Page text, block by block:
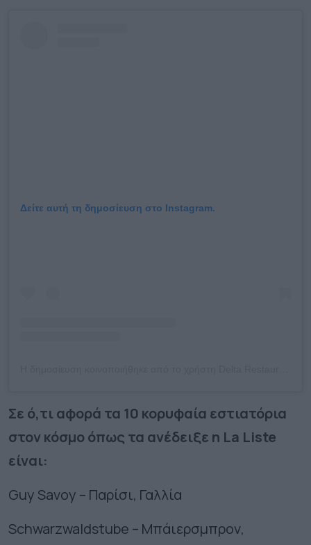
Δείτε αυτή τη δημοσίευση στο Instagram.
Σε ό,τι αφορά τα 10 κορυφαία εστιατόρια
στον κόσμο όπως τα ανέδειξε η La Liste
είναι:
Guy Savoy – Παρίσι, Γαλλία
Schwarzwaldstube – Μπάιερσμπρον,